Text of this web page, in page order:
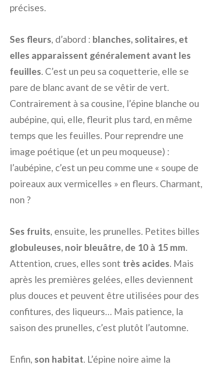
précises.
Ses fleurs, d’abord : blanches, solitaires, et
elles apparaissent généralement avant les
feuilles. C’est un peu sa coquetterie, elle se
pare de blanc avant de se vêtir de vert.
Contrairement à sa cousine, l’épine blanche ou
aubépine, qui, elle, fleurit plus tard, en même
temps que les feuilles. Pour reprendre une
image poétique (et un peu moqueuse) :
l’aubépine, c’est un peu comme une « soupe de
poireaux aux vermicelles » en fleurs. Charmant,
non ?
Ses fruits, ensuite, les prunelles. Petites billes
globuleuses, noir bleuâtre, de 10 à 15 mm.
Attention, crues, elles sont très acides. Mais
après les premières gelées, elles deviennent
plus douces et peuvent être utilisées pour des
confitures, des liqueurs… Mais patience, la
saison des prunelles, c’est plutôt l’automne.
Enfin, son habitat. L’épine noire aime la